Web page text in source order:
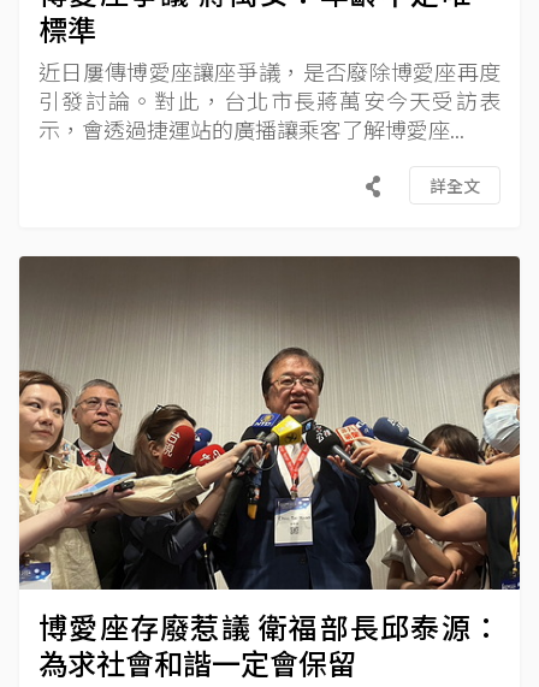
標準
近日屢傳博愛座讓座爭議，是否廢除博愛座再度
引發討論。對此，台北市長蔣萬安今天受訪表
示，會透過捷運站的廣播讓乘客了解博愛座...
詳全文
博愛座存廢惹議 衛福部長邱泰源：
為求社會和諧一定會保留